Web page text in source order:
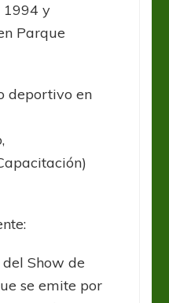
1994 y
Parque
deportivo en
Show de
se emite por